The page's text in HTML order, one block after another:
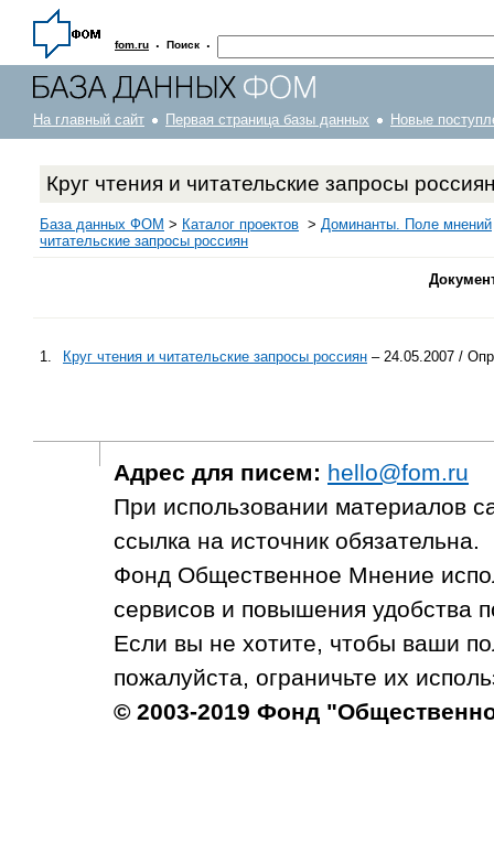
fom.ru · Поиск ·
На главный сайт Первая страница базы данных Новые
Круг чтения и читательские запросы
База данных ФОМ > Каталог проектов > Доминанты. Поле мнений
читательские запросы россиян
1. Круг чтения и читательские запросы россиян – 24.05.2007 /
Адрес для писем: hello@fom.ru
При использовании материалов
ссылка на источник обязательна.
Фонд Общественное Мнение
сервисов и повышения удобства
Если вы не хотите, чтобы ваши
пожалуйста, ограничьте их
© 2003-2019 Фонд